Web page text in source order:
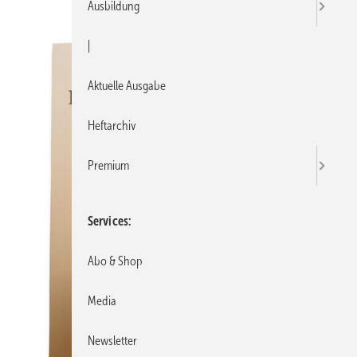
Ausbildung
Aktuelle Ausgabe
Heftarchiv
Premium
Services
Abo & Shop
Media
Newsletter